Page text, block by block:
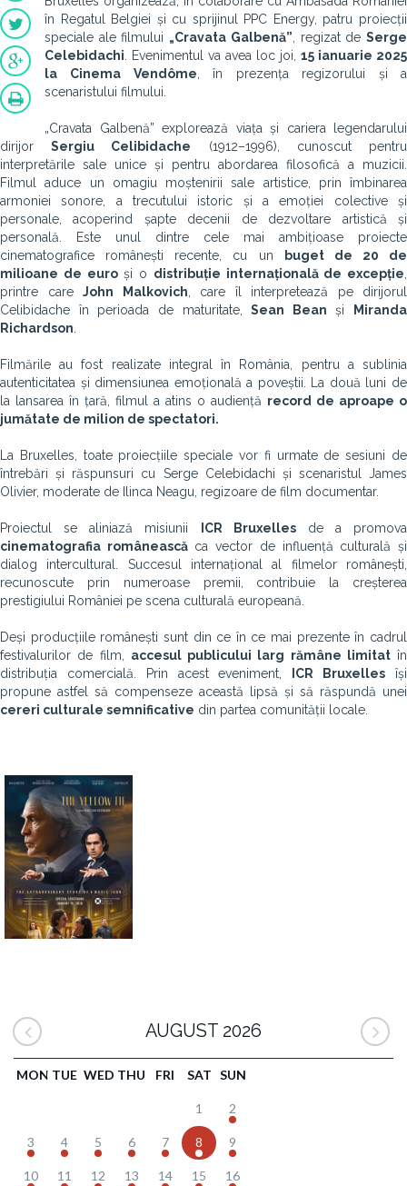
în Regatul Belgiei și cu sprijinul PPC Energy, patru proiecții
speciale ale filmului „Cravata Galbenă” , regizat deSerge
Celebidachi . Evenimentul va avea loc joi, 15 ianuarie 2025
la
Cinema Vendôme , în prezența regizorului și a
scenaristului filmului.
„Cravata Galbenă” explorează viața și cariera legendarului
dirijorSergiu Celibidache (1912–1996), cunoscut pentru
interpretările sale unice și pentru abordarea filosofică a muzicii.
Filmul aduce un omagiu moștenirii sale artistice, prin îmbinarea
armoniei sonore, a trecutului istoric și a emoției colective și
personale, acoperind șapte decenii de dezvoltare artistică și
personală. Este unul dintre cele mai ambițioase proiecte
cinematografice românești recente, cu un
buget de 20 de
milioane de euroși o distribuție internațională de excepție
printre care John Malkovich , care îl interpretează pe dirijorul
Celibidache în perioada de maturitate,Sean Bean și
Miranda
Richardson
Filmările au fost realizate integral în România, pentru a sublinia
autenticitatea și dimensiunea emoțională a poveștii. La două luni de
la lansarea în țară, filmul a atins o audiență record de aproape o
jumătate de milion de spectatori.
La Bruxelles, toate proiecțiile speciale vor fi urmate de sesiuni de
întrebări și răspunsuri cu Serge Celebidachi și scenaristul James
Olivier, moderate de Ilinca Neagu, regizoare de film documentar.
Proiectul se aliniază misiunii ICR Bruxellesde a promova
cinematografia româneascăca vector de influență culturală și
dialog intercultural. Succesul internațional al filmelor românești,
recunoscute prin numeroase premii, contribuie la creșterea
prestigiului României pe scena culturală europeană.
Deși producțiile românești sunt din ce în ce mai prezente în cadrul
festivalurilor de film, accesul publicului larg rămâne limitatîn
distribuția comercială. Prin acest eveniment,
ICR Bruxelles își
propune astfel să compenseze această lipsă și să răspundă unei
cereri culturale semnificative din partea comunității locale.
AUGUST 2026
MON TUE WED THU FRI SAT SUN
1 2
3 4 5 6 7 8 9
10 11 12 13 14 15 16